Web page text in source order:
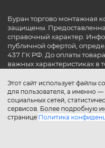
Этот сайт использует файлы
для пользователя, а именно
социальных сетей,
сервисов. Более подробную
странице Политика
Буран торгово монтажная
защищены.
справочный характер.
публичной офертой,
437 ГК РФ. До оплаты товара
важных характеристиках в